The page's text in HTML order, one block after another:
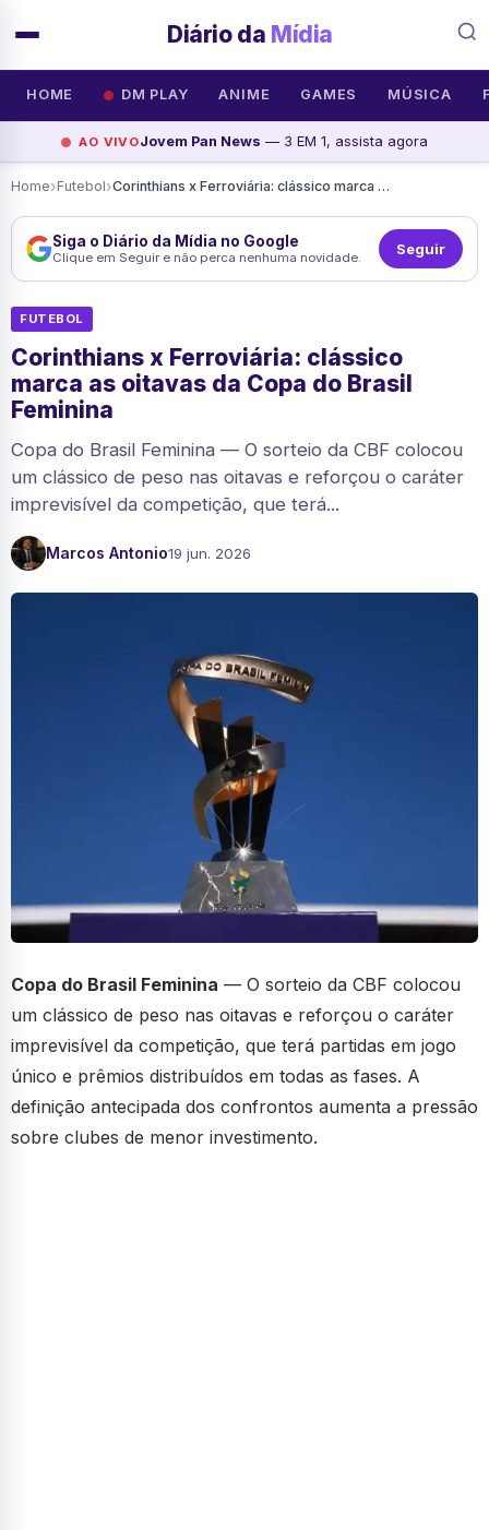
Diário da Mídia
HOME DM PLAY ANIME GAMES MÚSICA
AO VIVOJovem Pan News — 3 EM 1, assista agora
Home›Futebol› Corinthians x Ferroviária: clássico marca as oitavas da Copa do Brasil Feminina
Siga o Diário da Mídia no Google
Clique em Seguir e não perca nenhuma novidade. Seguir
FUTEBOL
Corinthians x Ferroviária: clássico
marca as oitavas da Copa do Brasil
Feminina
Copa do Brasil Feminina — O sorteio da CBF colocou
um clássico de peso nas oitavas e reforçou o caráter
imprevisível da competição, que terá...
Marcos Antonio19 jun. 2026
Copa do Brasil Feminina — O sorteio da CBF colocou
um clássico de peso nas oitavas e reforçou o caráter
imprevisível da competição, que terá partidas em jogo
único e prêmios distribuídos em todas as fases. A
definição antecipada dos confrontos aumenta a pressão
sobre clubes de menor investimento.